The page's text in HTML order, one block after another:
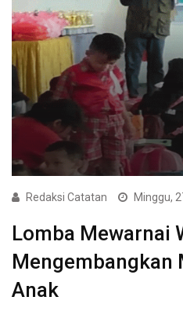
Redaksi Catatan Minggu,
Lomba Mewarnai
Mengembangkan
Anak